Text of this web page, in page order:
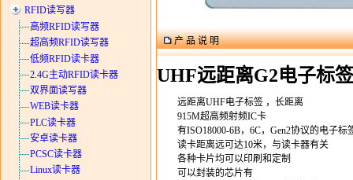
RFID读写器
高频RFID读写器
超高频RFID读写器
低频RFID读卡器
2.4G主动RFID读卡器
双界面读写器
WEB读卡器
PLC读卡器
安卓读卡器
PCSC读卡器
Linux读卡器
产 品 说 明
UHF远距离G2电子标签
远距离UHF电子标签，长距离
915M超高频射频IC卡
有ISO18000-6B， 6C， Gen2协议的电子标
读卡距离远可达10米，与读卡器有关
各种卡片均可以印刷和定制
可以封装的芯片有